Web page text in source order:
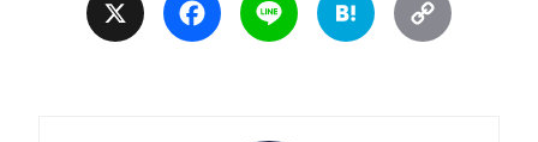
Facebook Line Hatena